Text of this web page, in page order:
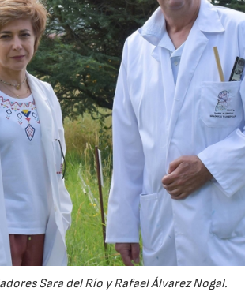
Sara del Río y Rafael Álvarez Nogal.